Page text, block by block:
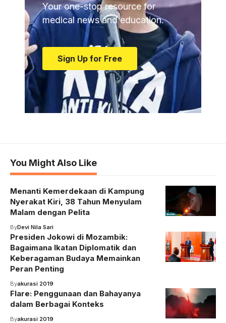
Your one-stop resource for
medical news and education.
Sign Up for Free
You Might Also Like
Menanti Kemerdekaan di Kampung
Nyerakat Kiri, 38 Tahun Menyulam
Malam dengan Pelita
ByDevi Nila Sari
Presiden Jokowi di Mozambik:
Bagaimana Ikatan Diplomatik dan
Keberagaman Budaya Memainkan
Peran Penting
Byakurasi 2019
Flare: Penggunaan dan Bahayanya
dalam Berbagai Konteks
Byakurasi 2019